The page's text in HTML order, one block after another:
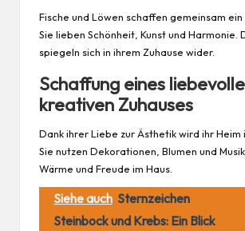
Fische und Löwen schaffen gemeinsam ein
Sie lieben Schönheit, Kunst und Harmonie.
spiegeln sich in ihrem Zuhause wider.
Schaffung eines
kreativen Zuhauses
Dank ihrer Liebe zur Ästhetik wird ihr Heim
Sie nutzen Dekorationen, Blumen und
Wärme und Freude im Haus.
Siehe auch Sternzeichen
Steinbock und Krebs: Ein Blick